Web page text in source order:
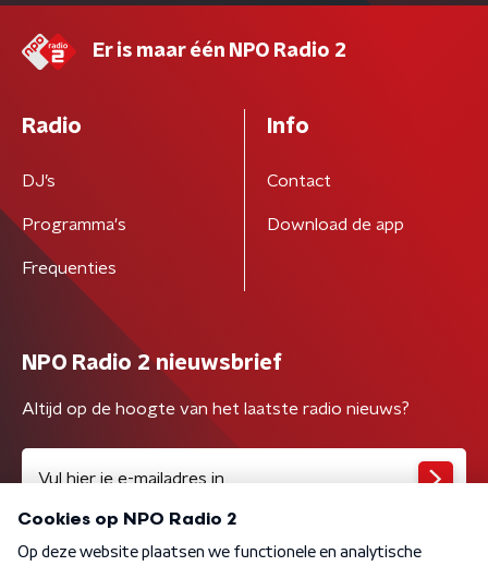
Er is maar één NPO Radio 2
Radio
DJ’s
Programma's
Frequenties
Info
Contact
Download de app
NPO Radio 2 nieuwsbrief
Altijd op de hoogte van het laatste radio nieuws?